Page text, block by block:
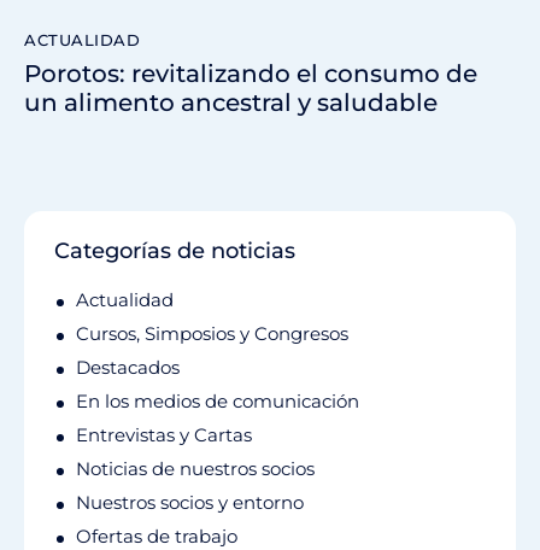
ACTUALIDAD
Porotos: revitalizando el consumo de
un alimento ancestral y saludable
Categorías de noticias
Actualidad
Cursos, Simposios y Congresos
Destacados
En los medios de comunicación
Entrevistas y Cartas
Noticias de nuestros socios
Nuestros socios y entorno
Ofertas de trabajo